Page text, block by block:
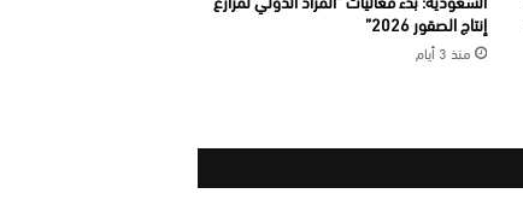
إنتاج الصقور 2026”
منذ 3 أيام